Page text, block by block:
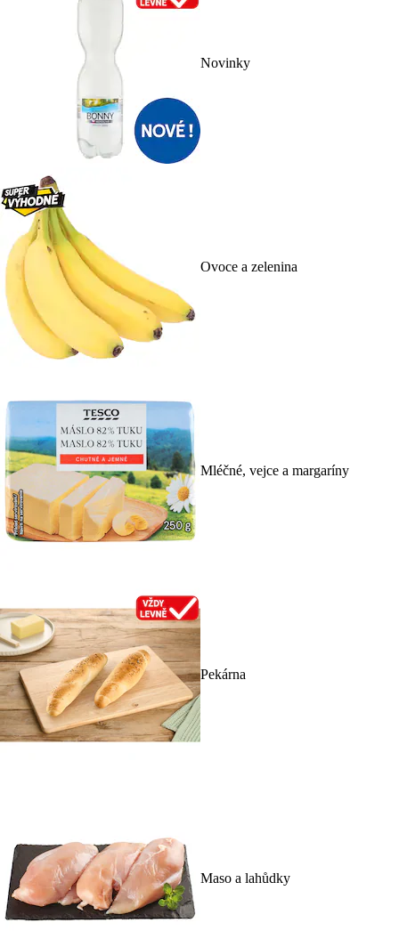
Novinky
Ovoce a zelenina
Mléčné, vejce a margaríny
Pekárna
Maso a lahůdky